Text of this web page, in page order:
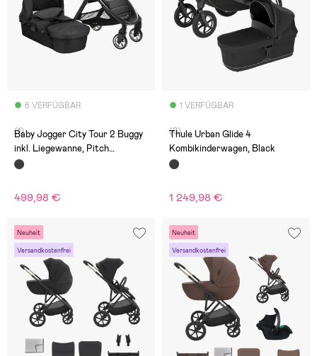
6 VERFÜGBAR
(1)
Baby Jogger City Tour 2 Buggy
inkl. Liegewanne, Pitch
Black/Jet
499,98 €
1 VERFÜGBAR
(0)
Thule Urban Glide 4
Kombikinderwagen, Black
1 249,98 €
Neuheit
Versandkostenfrei
Neuheit
Versandkostenfrei